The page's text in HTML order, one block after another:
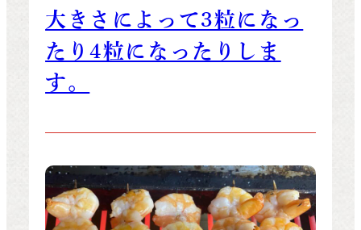
大きさによって3粒になっ
たり4粒になったりしま
す。